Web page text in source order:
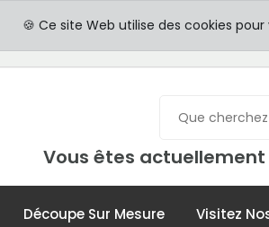
PROFESSIONNELS PARTICULIERS
Vous êtes
Découpe Sur Mesure Visitez
🍪 Ce site Web utilise des cookies